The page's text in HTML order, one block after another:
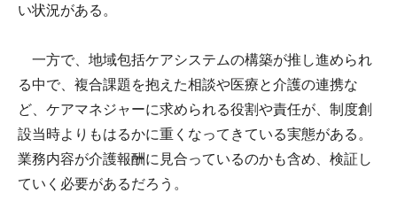
い状況がある。
一方で、地域包括ケアシステムの構築が推し進められ
る中で、複合課題を抱えた相談や医療と介護の連携な
ど、ケアマネジャーに求められる役割や責任が、制度創
設当時よりもはるかに重くなってきている実態がある。
業務内容が介護報酬に見合っているのかも含め、検証し
ていく必要があるだろう。